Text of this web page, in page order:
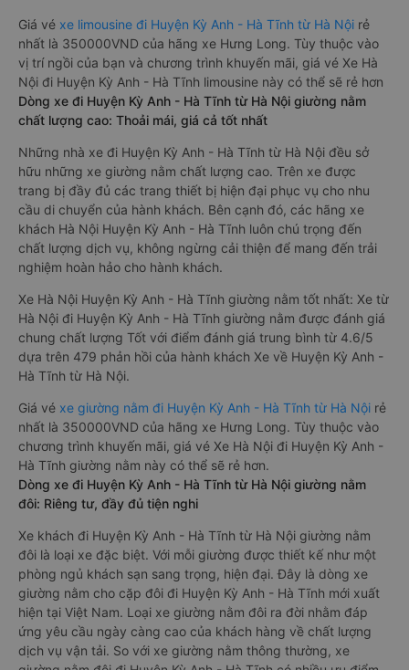
Giá vé xe limousine đi Huyện Kỳ Anh - Hà Tĩnh từ Hà Nội rẻ
nhất là 350000VND của hãng xe Hưng Long. Tùy thuộc vào
vị trí ngồi của bạn và chương trình khuyến mãi, giá vé Xe Hà
Nội đi Huyện Kỳ Anh - Hà Tĩnh limousine này có thể sẽ rẻ hơn
Dòng xe đi Huyện Kỳ Anh - Hà Tĩnh từ Hà Nội giường nằm
chất lượng cao: Thoải mái, giá cả tốt nhất
Những nhà xe đi Huyện Kỳ Anh - Hà Tĩnh từ Hà Nội đều sở
hữu những xe giường nằm chất lượng cao. Trên xe được
trang bị đầy đủ các trang thiết bị hiện đại phục vụ cho nhu
cầu di chuyển của hành khách. Bên cạnh đó, các hãng xe
khách Hà Nội Huyện Kỳ Anh - Hà Tĩnh luôn chú trọng đến
chất lượng dịch vụ, không ngừng cải thiện để mang đến trải
nghiệm hoàn hảo cho hành khách.
Xe Hà Nội Huyện Kỳ Anh - Hà Tĩnh giường nằm tốt nhất: Xe từ
Hà Nội đi Huyện Kỳ Anh - Hà Tĩnh giường nằm được đánh giá
chung chất lượng Tốt với điểm đánh giá trung bình từ 4.6/5
dựa trên 479 phản hồi của hành khách Xe về Huyện Kỳ Anh -
Hà Tĩnh từ Hà Nội.
Giá vé xe giường nằm đi Huyện Kỳ Anh - Hà Tĩnh từ Hà Nội rẻ
nhất là 350000VND của hãng xe Hưng Long. Tùy thuộc vào
chương trình khuyến mãi, giá vé Xe Hà Nội đi Huyện Kỳ Anh -
Hà Tĩnh giường nằm này có thể sẽ rẻ hơn.
Dòng xe đi Huyện Kỳ Anh - Hà Tĩnh từ Hà Nội giường nằm
đôi: Riêng tư, đầy đủ tiện nghi
Xe khách đi Huyện Kỳ Anh - Hà Tĩnh từ Hà Nội giường nằm
đôi là loại xe đặc biệt. Với mỗi giường được thiết kế như một
phòng ngủ khách sạn sang trọng, hiện đại. Đây là dòng xe
giường nằm cho cặp đôi đi Huyện Kỳ Anh - Hà Tĩnh mới xuất
hiện tại Việt Nam. Loại xe giường nằm đôi ra đời nhằm đáp
ứng yêu cầu ngày càng cao của khách hàng về chất lượng
dịch vụ vận tải. So với xe giường nằm thông thường, xe